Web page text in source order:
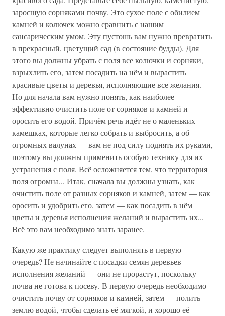
заросшую сорняками почву. Это сухое поле с обилием
камней и колючек можно сравнить с нашим
сансарическим умом. Эту пустошь вам нужно превратить
в прекрасный, цветущий сад (в состояние будды). Для
этого вы должны убрать с поля все колючки и сорняки,
взрыхлить его, затем посадить на нём и вырастить
красивые цветы и деревья, исполняющие все желания.
Но для начала вам нужно понять, как наиболее
эффективно очистить поле от сорняков и камней и
оросить его водой. Причём речь идёт не о маленьких
камешках, которые легко собрать и выбросить, а об
огромных валунах — вам не под силу поднять их руками,
поэтому вы должны применить особую технику для их
устранения с поля. Всё осложняется тем, что территория
поля огромна... Итак, сначала вы должны узнать, как
очистить поле от разных сорняков и камней, затем — как
оросить и удобрить его, затем — как посадить в нём
цветы и деревья исполнения желаний и вырастить их...
Всё это вам необходимо знать заранее.
Какую же практику следует выполнять в первую
очередь? Не начинайте с посадки семян деревьев
исполнения желаний — они не прорастут, поскольку
почва не готова к посеву. В первую очередь необходимо
очистить почву от сорняков и камней, затем — полить
землю водой, чтобы сделать её мягкой, и хорошо её